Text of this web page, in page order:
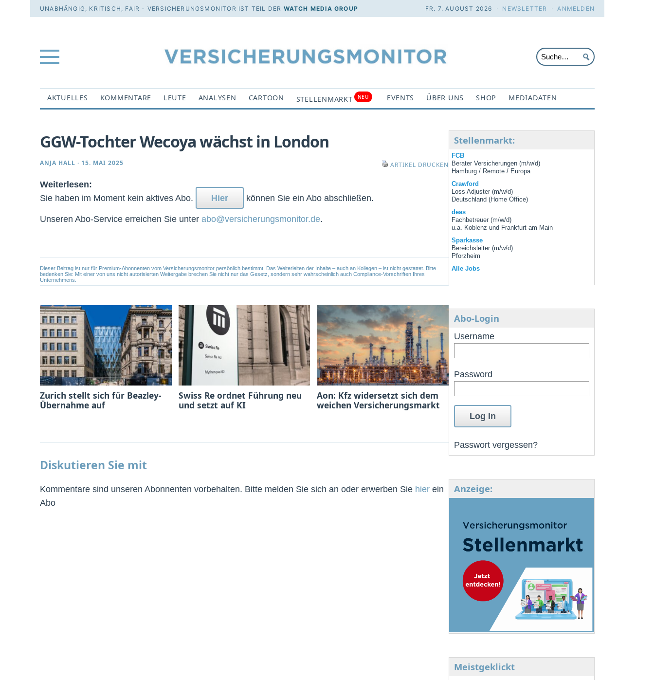
UNABHÄNGIG, KRITISCH, FAIR - VERSICHERUNGSMONITOR IST TEIL DER WATCH MEDIA GROUP FR. 7. AUGUST 2026 · NEWSLETTER ·ANMELDEN
AKTUELLES KOMMENTARE LEUTE ANALYSEN CARTOON STELLENMARKT NEU EVENTS ÜBER UNS SHOP MEDIADATEN
GGW-Tochter Wecoya wächst in London
ANJA HALL · 15. MAI 2025 ARTIKEL DRUCKEN
Weiterlesen:
Sie haben im Moment kein aktives Abo.
Hier können Sie ein Abo abschließen.
Unseren Abo-Service erreichen Sie unter abo@versicherungsmonitor.de.
Dieser Beitrag ist nur für Premium-Abonnenten vom Versicherungsmonitor persönlich bestimmt. Das Weiterleiten der Inhalte – auch an Kollegen – ist nicht gestattet. Bitte
bedenken Sie: Mit einer von uns nicht autorisierten Weitergabe brechen Sie nicht nur das Gesetz, sondern sehr wahrscheinlich auch Compliance-Vorschriften Ihres
Unternehmens.
Zurich stellt sich für Beazley-
Übernahme auf
Swiss Re ordnet Führung neu
und setzt auf KI
Aon: Kfz widersetzt sich dem
weichen Versicherungsmarkt
Diskutieren Sie mit
Kommentare sind unseren Abonnenten vorbehalten. Bitte melden Sie sich an oder erwerben Sie hier ein
Abo
Stellenmarkt:
FCB
Berater Versicherungen (m/w/d)
Hamburg / Remote / Europa
Crawford
Loss Adjuster (m/w/d)
Deutschland (Home Office)
deas
Fachbetreuer (m/w/d)
u.a. Koblenz und Frankfurt am Main
Sparkasse
Bereichsleiter (m/w/d)
Pforzheim
Alle Jobs
Abo-Login
Username
Password
Passwort vergessen?
Anzeige:
Meistgeklickt